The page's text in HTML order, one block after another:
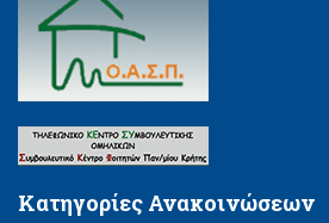
Κατηγορίες Ανακοινώσεων